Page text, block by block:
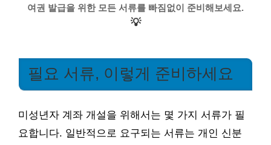
여권 발급을 위한 모든 서류를 빠짐없이 준비해보세요.
💡
필요 서류, 이렇게 준비하세요
미성년자 계좌 개설을 위해서는 몇 가지 서류가 필
요합니다. 일반적으로 요구되는 서류는 개인 신분